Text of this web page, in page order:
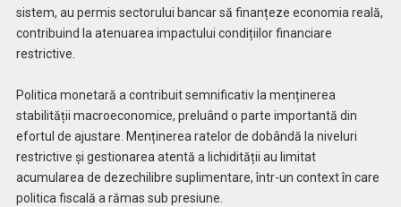
sistem, au permis sectorului bancar să finanțeze economia reală,
contribuind la atenuarea impactului condițiilor financiare
restrictive.
Politica monetară a contribuit semnificativ la menținerea
stabilității macroeconomice, preluând o parte importantă din
efortul de ajustare. Menținerea ratelor de dobândă la niveluri
restrictive și gestionarea atentă a lichidității au limitat
acumularea de dezechilibre suplimentare, într-un context în care
politica fiscală a rămas sub presiune.